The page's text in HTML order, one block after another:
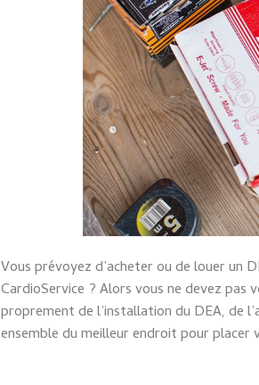
Vous prévoyez d’acheter ou de louer un
CardioService ? Alors vous ne devez pas
proprement de l’installation du DEA, de
ensemble du meilleur endroit pour